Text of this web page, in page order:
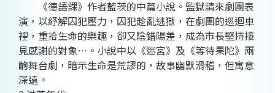
《德語課》作者藍茨的中篇小說。監獄請來劇團表
演，以紓解囚犯壓力，囚犯趁亂逃獄，在劇團的巡迴車
裡，重拾生命的樂趣，卻又陰錯陽差，成為市長堅持接
見感謝的對象…。小說中以《迷宮》及《等待果陀》兩
齣舞台劇，暗示生命是荒謬的，故事幽默滑稽，但寓意
深遠。